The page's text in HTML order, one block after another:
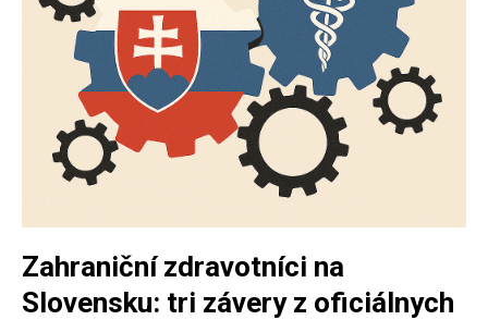
Zahraniční zdravotníci na
Slovensku: tri závery z oficiálnych